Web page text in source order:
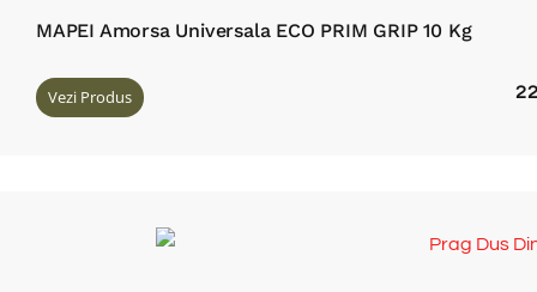
MAPEI Amorsa Universala ECO PRIM GRIP 10 Kg
Vezi Produs